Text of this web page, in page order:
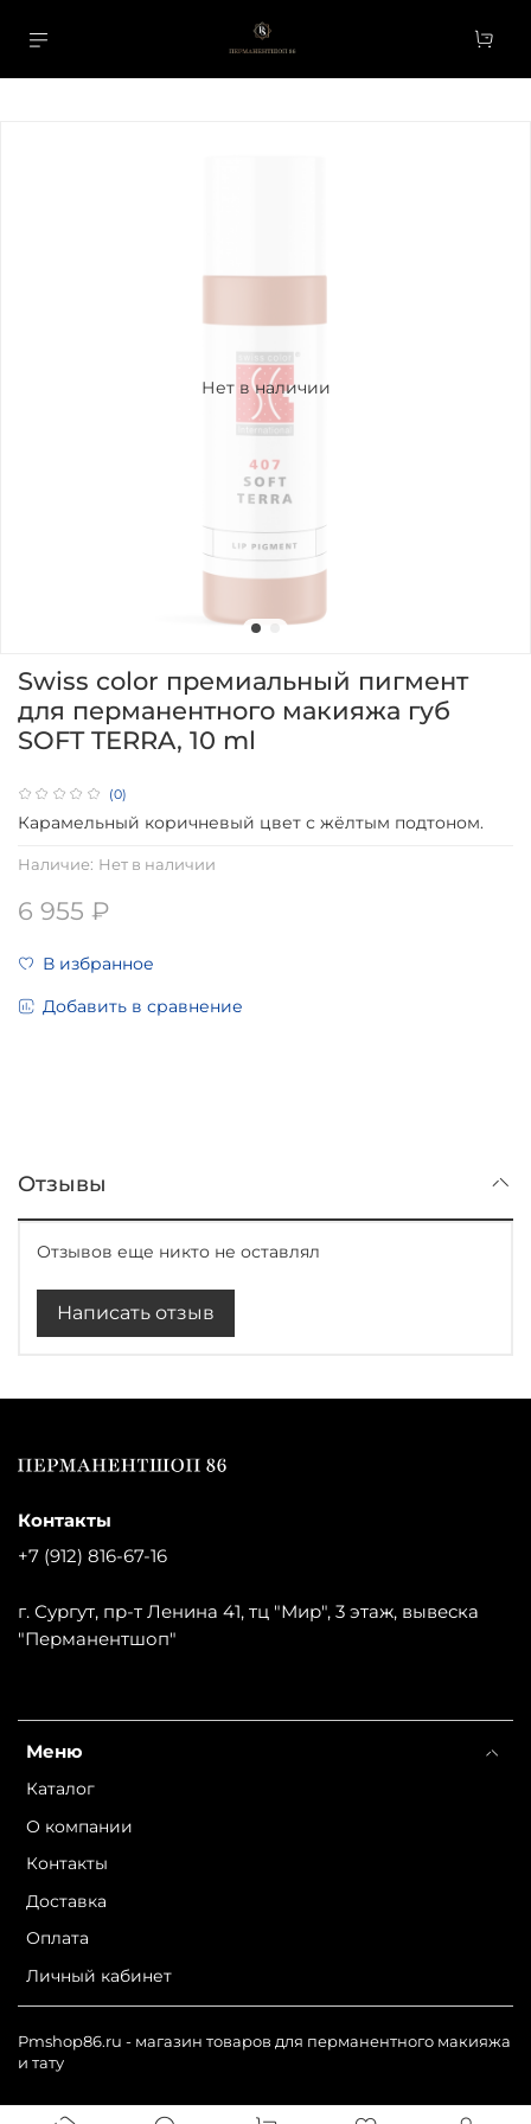
Нет в наличии
(0)
Наличие: Нет в наличии
Swiss color премиальный пигмент
для перманентного макияжа губ
SOFT TERRA, 10 ml
6 955 ₽
В избранное
Добавить в сравнение
Карамельный коричневый цвет с жёлтым подтоном.
Отзывы
Отзывов еще никто не оставлял
Написать отзыв
Меню
Каталог
О компании
Контакты
Доставка
Оплата
Личный кабинет
Контакты
+7 (912) 816-67-16
г. Сургут, пр-т Ленина 41, тц "Мир", 3 этаж, вывеска
"Перманентшоп"
Pmshop86.ru - магазин товаров для перманентного макияжа
и тату